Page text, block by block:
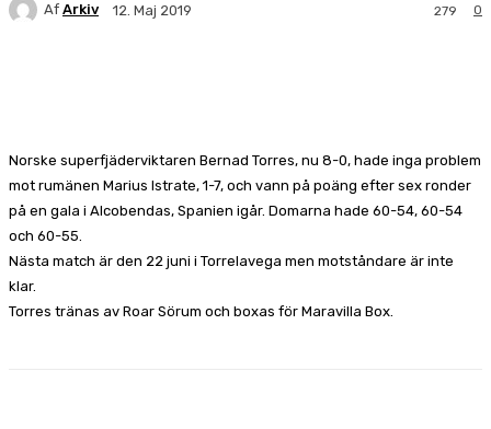
Af Arkiv 12. Maj 2019 0
279
Norske superfjäderviktaren Bernad Torres, nu 8-0, hade inga problem
mot rumänen Marius Istrate, 1-7, och vann på poäng efter sex ronder
på en gala i Alcobendas, Spanien igår. Domarna hade 60-54, 60-54
och 60-55.
Nästa match är den 22 juni i Torrelavega men motståndare är inte
klar.
Torres tränas av Roar Sörum och boxas för Maravilla Box.